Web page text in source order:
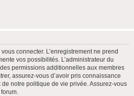
connecter. L’enregistrement ne prend
vos possibilités. L’administrateur du
permissions additionnelles aux membres
assurez-vous d’avoir pris connaissance
notre politique de vie privée. Assurez-vous